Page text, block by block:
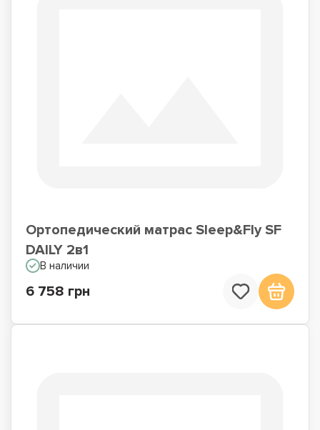
Ортопедический матрас Sleep&Fly SF
DAILY 2в1
В наличии
6 758 грн